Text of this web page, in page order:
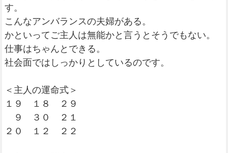
す。
こんなアンバランスの夫婦がある。
かといってご主人は無能かと言うとそうでもない。
仕事はちゃんとできる。
社会面ではしっかりとしているのです。
＜主人の運命式＞
１９ １８ ２９
９ ３０ ２１
２０ １２ ２２